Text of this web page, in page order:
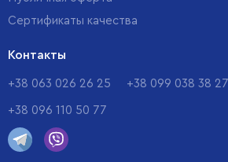
Сертификаты качества
Контакты
+38 063 026 26 25 +38 099 038 38 27
+38 096 110 50 77